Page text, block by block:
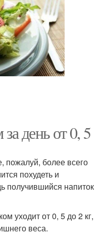
день от 0, 5
пожалуй, более всего
похудеть и
получившийся напиток
уходит от 0, 5 до 2 кг,
веса.